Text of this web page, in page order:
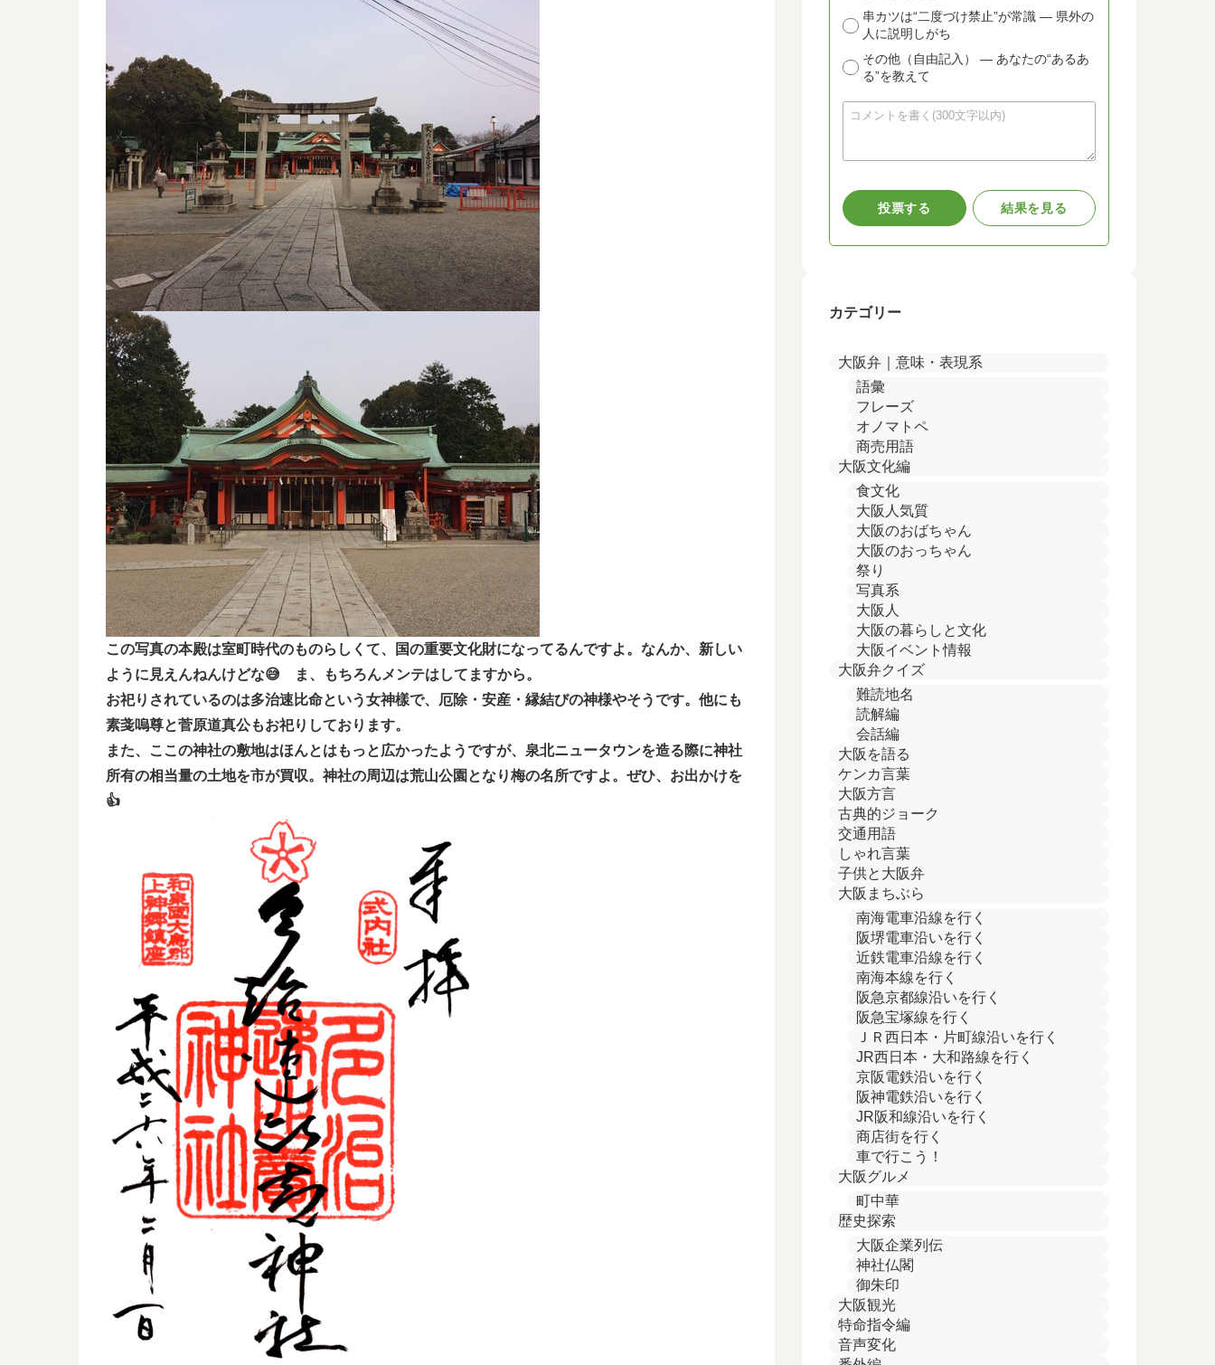
この写真の本殿は室町時代のものらしくて、国の重要文化財になってるんですよ。なんか、新しい
ように見えんねんけどな😅 ま、もちろんメンテはしてますから。
お祀りされているのは多治速比命という女神樣で、厄除・安産・縁結びの神様やそうです。他にも
素戔嗚尊と菅原道真公もお祀りしております。
また、ここの神社の敷地はほんとはもっと広かったようですが、泉北ニュータウンを造る際に神社
所有の相当量の土地を市が買収。神社の周辺は荒山公園となり梅の名所ですよ。ぜひ、お出かけを
👍
カテゴリー
大阪弁｜意味・表現系
語彙
フレーズ
オノマトペ
商売用語
大阪文化編
食文化
大阪人気質
大阪のおばちゃん
大阪のおっちゃん
祭り
写真系
大阪人
大阪の暮らしと文化
大阪イベント情報
大阪弁クイズ
難読地名
読解編
会話編
大阪を語る
ケンカ言葉
大阪方言
古典的ジョーク
交通用語
しゃれ言葉
子供と大阪弁
大阪まちぶら
南海電車沿線を行く
阪堺電車沿いを行く
近鉄電車沿線を行く
南海本線を行く
阪急京都線沿いを行く
阪急宝塚線を行く
ＪＲ西日本・片町線沿いを行く
JR西日本・大和路線を行く
京阪電鉄沿いを行く
阪神電鉄沿いを行く
JR阪和線沿いを行く
商店街を行く
車で行こう！
大阪グルメ
町中華
歴史探索
大阪企業列伝
神社仏閣
御朱印
大阪観光
特命指令編
音声変化